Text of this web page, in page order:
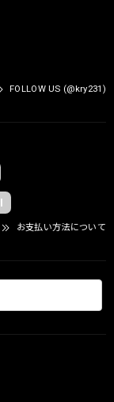
FOLLOW US (@kry231)
お支払い方法について